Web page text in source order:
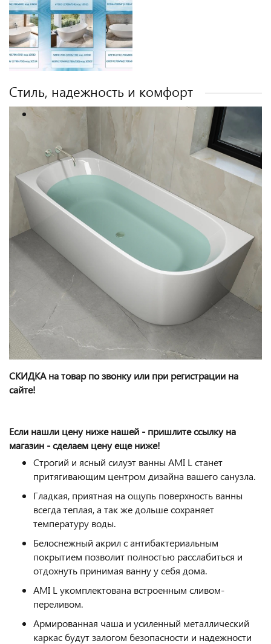
Стиль, надежность и комфорт
СКИДКА на товар по звонку или при регистрации на
сайте!
Если нашли цену ниже нашей - пришлите ссылку на
магазин - сделаем цену еще ниже!
Строгий и ясный силуэт ванны AMI L станет
притягивающим центром дизайна вашего санузла.
Гладкая, приятная на ощупь поверхность ванны
всегда теплая, а так же дольше сохраняет
температуру воды.
Белоснежный акрил с антибактериальным
покрытием позволит полностью расслабиться и
отдохнуть принимая ванну у себя дома.
AMI L укомплектована встроенным сливом-
переливом.
Армированная чаша и усиленный металлический
каркас будут залогом безопасности и надежности